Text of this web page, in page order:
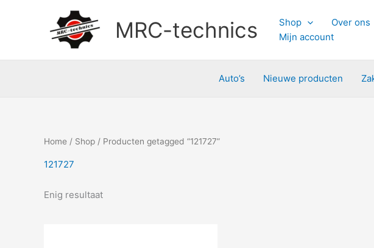
MRC-technics Shop Over ons
Mijn account
Auto’s Nieuwe producten
Home / Shop / Producten getagged “121727”
121727
Enig resultaat